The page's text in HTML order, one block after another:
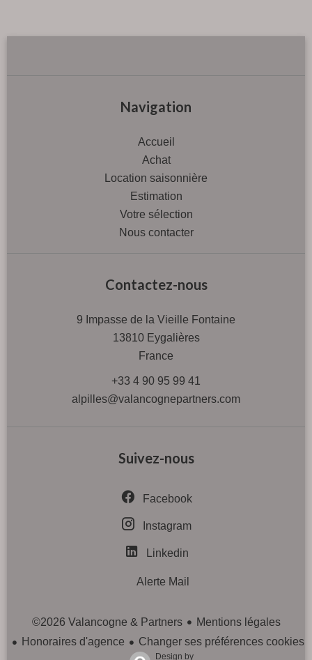
Navigation
Accueil
Achat
Location saisonnière
Estimation
Votre sélection
Nous contacter
Contactez-nous
9 Impasse de la Vieille Fontaine
13810Eygalières
France
+33 4 90 95 99 41
alpilles@valancognepartners.com
Suivez-nous
Facebook
Instagram
Linkedin
Alerte Mail
©2026 Valancogne & Partners
Mentions légales
Honoraires d'agence
Changer ses préférences cookies
Design by